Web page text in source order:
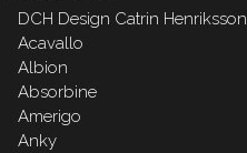
DCH Design Catrin Henriksson
Acavallo
Albion
Absorbine
Amerigo
Anky